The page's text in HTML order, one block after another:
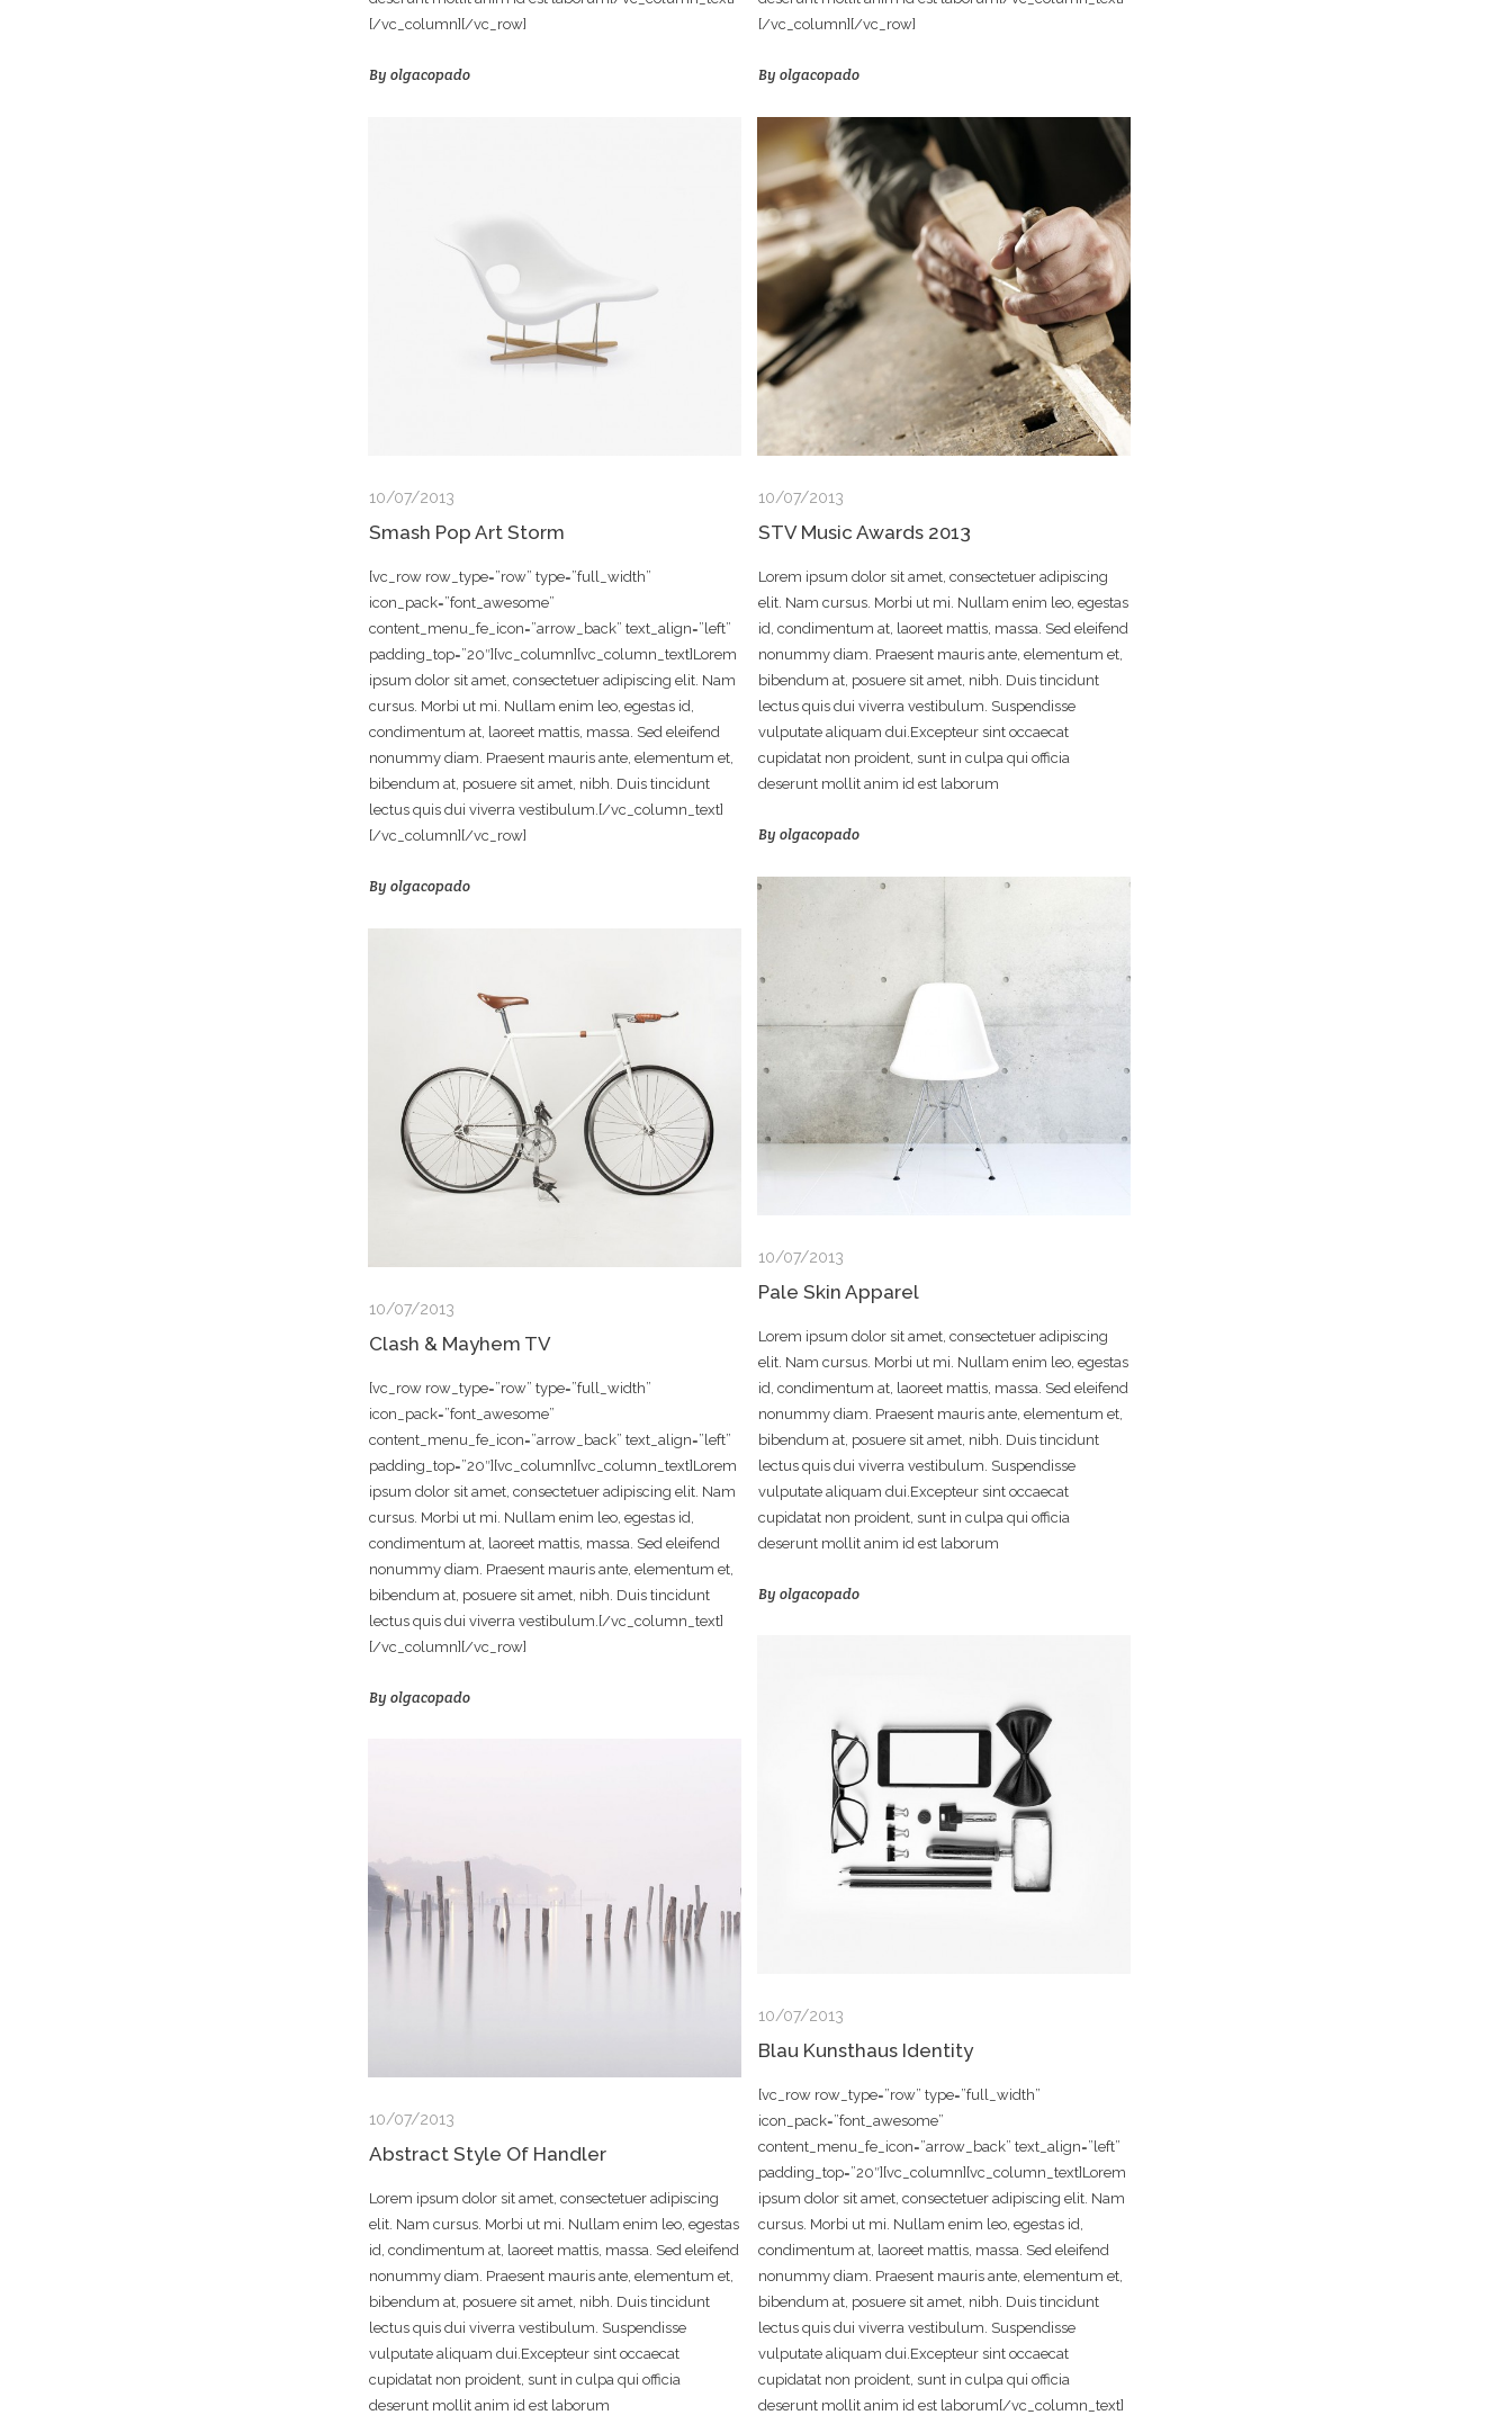
[/vc_column][/vc_row]
By olgacopado
[/vc_column][/vc_row]
By olgacopado
10/07/2013
Smash Pop Art Storm
[vc_row row_type=”row” type=”full_width”
icon_pack=”font_awesome”
content_menu_fe_icon=”arrow_back” text_align=”left”
padding_top=”20″][vc_column][vc_column_text]Lorem
ipsum dolor sit amet, consectetuer adipiscing elit. Nam
cursus. Morbi ut mi. Nullam enim leo, egestas id,
condimentum at, laoreet mattis, massa. Sed eleifend
nonummy diam. Praesent mauris ante, elementum et,
bibendum at, posuere sit amet, nibh. Duis tincidunt
lectus quis dui viverra vestibulum.[/vc_column_text]
[/vc_column][/vc_row]
By olgacopado
10/07/2013
STV Music Awards 2013
Lorem ipsum dolor sit amet, consectetuer adipiscing
elit. Nam cursus. Morbi ut mi. Nullam enim leo, egestas
id, condimentum at, laoreet mattis, massa. Sed eleifend
nonummy diam. Praesent mauris ante, elementum et,
bibendum at, posuere sit amet, nibh. Duis tincidunt
lectus quis dui viverra vestibulum. Suspendisse
vulputate aliquam dui.Excepteur sint occaecat
cupidatat non proident, sunt in culpa qui officia
deserunt mollit anim id est laborum
By olgacopado
10/07/2013
Pale Skin Apparel
Lorem ipsum dolor sit amet, consectetuer adipiscing
elit. Nam cursus. Morbi ut mi. Nullam enim leo, egestas
id, condimentum at, laoreet mattis, massa. Sed eleifend
nonummy diam. Praesent mauris ante, elementum et,
bibendum at, posuere sit amet, nibh. Duis tincidunt
lectus quis dui viverra vestibulum. Suspendisse
vulputate aliquam dui.Excepteur sint occaecat
cupidatat non proident, sunt in culpa qui officia
deserunt mollit anim id est laborum
By olgacopado
10/07/2013
Clash & Mayhem TV
[vc_row row_type=”row” type=”full_width”
icon_pack=”font_awesome”
content_menu_fe_icon=”arrow_back” text_align=”left”
padding_top=”20″][vc_column][vc_column_text]Lorem
ipsum dolor sit amet, consectetuer adipiscing elit. Nam
cursus. Morbi ut mi. Nullam enim leo, egestas id,
condimentum at, laoreet mattis, massa. Sed eleifend
nonummy diam. Praesent mauris ante, elementum et,
bibendum at, posuere sit amet, nibh. Duis tincidunt
lectus quis dui viverra vestibulum.[/vc_column_text]
[/vc_column][/vc_row]
By olgacopado
10/07/2013
Blau Kunsthaus Identity
[vc_row row_type=”row” type=”full_width”
icon_pack=”font_awesome”
content_menu_fe_icon=”arrow_back” text_align=”left”
padding_top=”20″][vc_column][vc_column_text]Lorem
ipsum dolor sit amet, consectetuer adipiscing elit. Nam
cursus. Morbi ut mi. Nullam enim leo, egestas id,
condimentum at, laoreet mattis, massa. Sed eleifend
nonummy diam. Praesent mauris ante, elementum et,
bibendum at, posuere sit amet, nibh. Duis tincidunt
lectus quis dui viverra vestibulum. Suspendisse
vulputate aliquam dui.Excepteur sint occaecat
cupidatat non proident, sunt in culpa qui officia
deserunt mollit anim id est laborum[/vc_column_text]
10/07/2013
Abstract Style Of Handler
Lorem ipsum dolor sit amet, consectetuer adipiscing
elit. Nam cursus. Morbi ut mi. Nullam enim leo, egestas
id, condimentum at, laoreet mattis, massa. Sed eleifend
nonummy diam. Praesent mauris ante, elementum et,
bibendum at, posuere sit amet, nibh. Duis tincidunt
lectus quis dui viverra vestibulum. Suspendisse
vulputate aliquam dui.Excepteur sint occaecat
cupidatat non proident, sunt in culpa qui officia
deserunt mollit anim id est laborum